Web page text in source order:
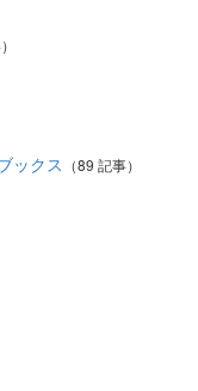
ックス （89 記事）